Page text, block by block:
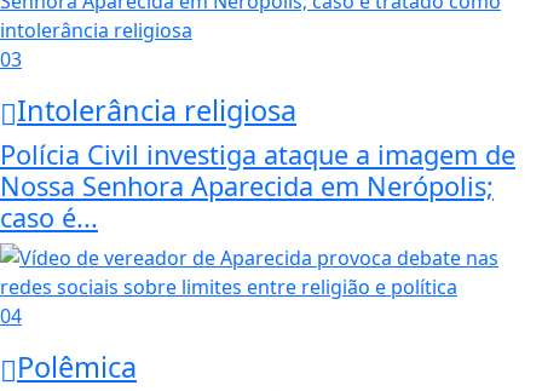
03
Intolerância religiosa
Polícia Civil investiga ataque a imagem de
Nossa Senhora Aparecida em Nerópolis;
caso é...
04
Polêmica